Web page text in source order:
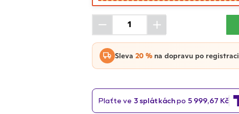
Sleva 20 % na dopravu po registraci